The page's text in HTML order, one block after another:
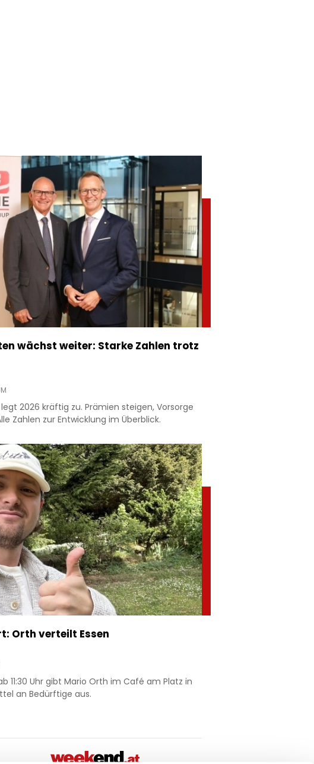
wächst weiter: Starke Zahlen trotz
2026 kräftig zu. Prämien steigen, Vorsorge
Zahlen zur Entwicklung im Überblick.
Orth verteilt Essen
11:30 Uhr gibt Mario Orth im Café am Platz in
an Bedürftige aus.